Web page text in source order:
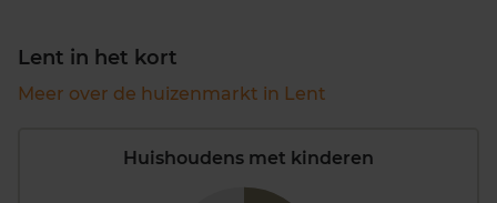
Lent in het kort
Meer over de huizenmarkt in Lent
Huishoudens met kinderen